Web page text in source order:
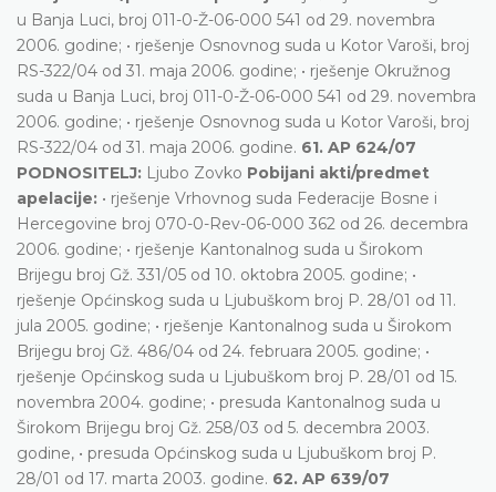
u Banja Luci, broj 011-0-Ž-06-000 541 od 29. novembra
2006. godine; • rješenje Osnovnog suda u Kotor Varoši, broj
RS-322/04 od 31. maja 2006. godine; • rješenje Okružnog
suda u Banja Luci, broj 011-0-Ž-06-000 541 od 29. novembra
2006. godine; • rješenje Osnovnog suda u Kotor Varoši, broj
RS-322/04 od 31. maja 2006. godine. 61. AP 624/07
PODNOSITELJ: Ljubo Zovko Pobijani akti/predmet
apelacije: • rješenje Vrhovnog suda Federacije Bosne i
Hercegovine broj 070-0-Rev-06-000 362 od 26. decembra
2006. godine; • rješenje Kantonalnog suda u Širokom
Brijegu broj Gž. 331/05 od 10. oktobra 2005. godine; •
rješenje Općinskog suda u Ljubuškom broj P. 28/01 od 11.
jula 2005. godine; • rješenje Kantonalnog suda u Širokom
Brijegu broj Gž. 486/04 od 24. februara 2005. godine; •
rješenje Općinskog suda u Ljubuškom broj P. 28/01 od 15.
novembra 2004. godine; • presuda Kantonalnog suda u
Širokom Brijegu broj Gž. 258/03 od 5. decembra 2003.
godine, • presuda Općinskog suda u Ljubuškom broj P.
28/01 od 17. marta 2003. godine. 62. AP 639/07